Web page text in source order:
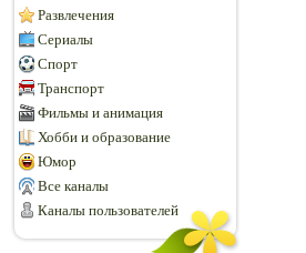
Развлечения
Сериалы
Спорт
Транспорт
Фильмы и анимация
Хобби и образование
Юмор
Все каналы
Каналы пользователей